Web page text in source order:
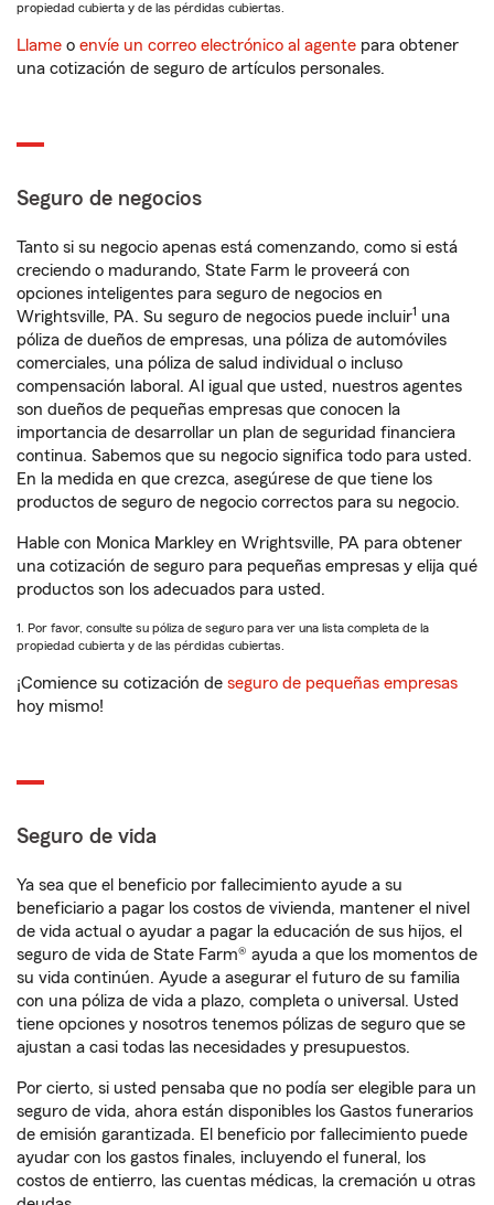
propiedad cubierta y de las pérdidas cubiertas.
Llame o envíe un correo electrónico al agente para obtener
una cotización de seguro de artículos personales.
Seguro de negocios
Tanto si su negocio apenas está comenzando, como si está
creciendo o madurando, State Farm le proveerá con
opciones inteligentes para seguro de negocios en
Wrightsville, PA. Su seguro de negocios puede incluir1 una
póliza de dueños de empresas, una póliza de automóviles
comerciales, una póliza de salud individual o incluso
compensación laboral. Al igual que usted, nuestros agentes
son dueños de pequeñas empresas que conocen la
importancia de desarrollar un plan de seguridad financiera
continua. Sabemos que su negocio significa todo para usted.
En la medida en que crezca, asegúrese de que tiene los
productos de seguro de negocio correctos para su negocio.
Hable con Monica Markley en Wrightsville, PA para obtener
una cotización de seguro para pequeñas empresas y elija qué
productos son los adecuados para usted.
1. Por favor, consulte su póliza de seguro para ver una lista completa de la
propiedad cubierta y de las pérdidas cubiertas.
¡Comience su cotización de seguro de pequeñas empresas
hoy mismo!
Seguro de vida
Ya sea que el beneficio por fallecimiento ayude a su
beneficiario a pagar los costos de vivienda, mantener el nivel
de vida actual o ayudar a pagar la educación de sus hijos, el
seguro de vida de State Farm® ayuda a que los momentos de
su vida continúen. Ayude a asegurar el futuro de su familia
con una póliza de vida a plazo, completa o universal. Usted
tiene opciones y nosotros tenemos pólizas de seguro que se
ajustan a casi todas las necesidades y presupuestos.
Por cierto, si usted pensaba que no podía ser elegible para un
seguro de vida, ahora están disponibles los Gastos funerarios
de emisión garantizada. El beneficio por fallecimiento puede
ayudar con los gastos finales, incluyendo el funeral, los
costos de entierro, las cuentas médicas, la cremación u otras